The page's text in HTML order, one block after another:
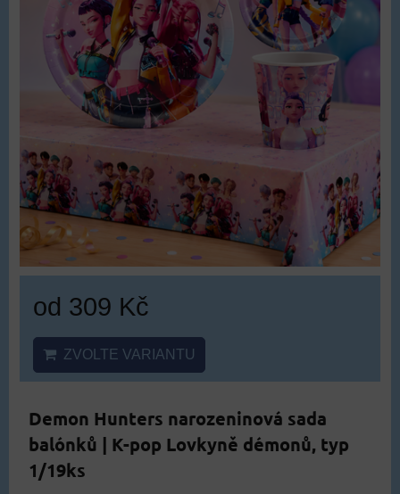
od 309 Kč
ZVOLTE VARIANTU
Demon Hunters narozeninová sada
balónků | K-pop Lovkyně démonů, typ
1/19ks